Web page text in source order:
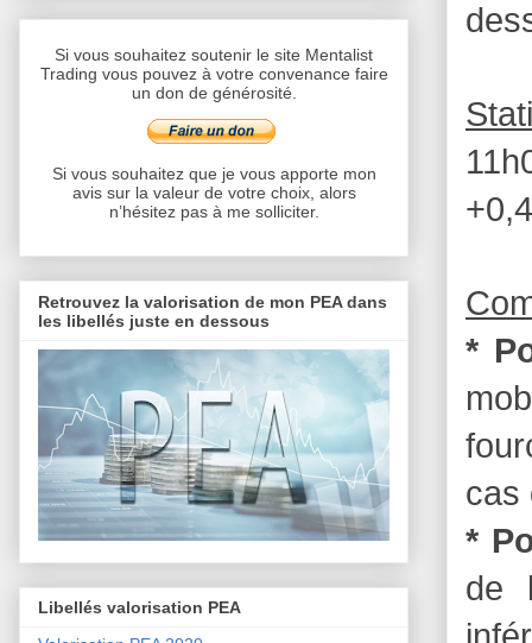
*
cas
*
de
Si vous souhaitez soutenir le site Mentalist
Trading vous pouvez à votre convenance faire
un don de générosité.
Si vous souhaitez que je vous apporte mon
avis sur la valeur de votre choix, alors
n’hésitez pas à me solliciter.
Retrouvez la valorisation de mon PEA dans
les libellés juste en dessous
Libellés valorisation PEA